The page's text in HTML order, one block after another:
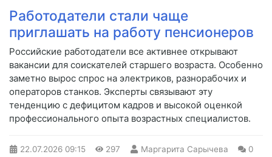
Работодатели стали чаще
приглашать на работу пенсионеров
Российские работодатели все активнее открывают
вакансии для соискателей старшего возраста. Особенно
заметно вырос спрос на электриков, разнорабочих и
операторов станков. Эксперты связывают эту
тенденцию с дефицитом кадров и высокой оценкой
профессионального опыта возрастных специалистов.
22.07.2026 09:15 297 Маргарита Сарычева 0